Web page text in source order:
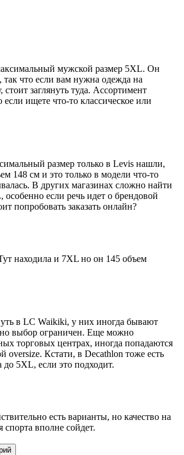
мужской размер 5XL. Он
что если вам нужна одежда на
заглянуть туда. Ассортимент
ищете что-то классическое или
размер только в Levis нашли,
148 см и это только в модели что-то
В других магазинах сложно найти
если речь идет о брендовой
попробовать заказать онлайн?
находила и 7XL но он 145 объем
в LC Waikiki, у них иногда бывают
выбор ограничен. Еще можно
торговых центрах, иногда попадаются
oversize. Кстати, в Decathlon тоже есть
до 5XL, если это подходит.
есть варианты, но качество на
вполне сойдет.